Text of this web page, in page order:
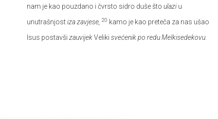
nam je kao pouzdano i čvrsto sidro duše što ulazi u
unutrašnjostiza zavjese, 20 kamo je kao preteča za nas ušao
Isus postavši zauvijekVeliki svećenik po redu Melkisedekovu.